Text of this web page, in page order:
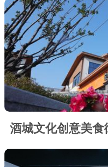
酒城文化创意美
饮服务